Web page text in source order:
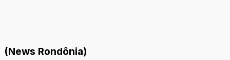
(News Rondônia)